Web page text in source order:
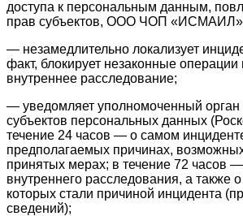
доступа к персональным данным,
прав субъектов, ООО ЧОП
— незамедлительно локализует
факт, блокирует незаконные операции
внутреннее расследование;
— уведомляет уполномоченный орган
субъектов персональных данных
течение 24 часов — о самом
предполагаемых причинах,
принятых мерах; в течение 72 часов —
внутреннего расследования, а также
которых стали причиной инцидента
сведений);